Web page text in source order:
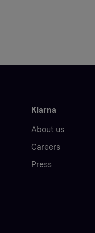
Klarna
About us
Careers
Press